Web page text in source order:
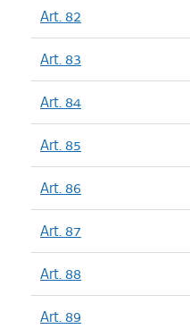
Art. 82
Art. 83
Art. 84
Art. 85
Art. 86
Art. 87
Art. 88
Art. 89